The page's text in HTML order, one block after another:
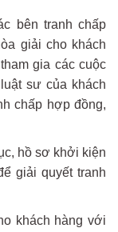
bên tranh chấp
giải cho khách
gia các cuộc
sư của khách
chấp hợp đồng,
hồ sơ khởi kiện
giải quyết tranh
khách hàng với